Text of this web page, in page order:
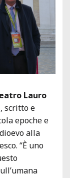
Lauro
scritto e
epoche e
alla
“È uno